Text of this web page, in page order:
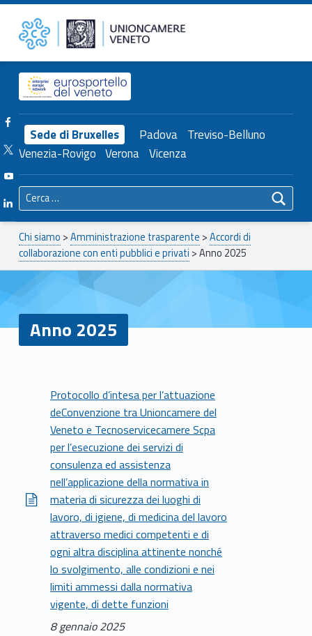
Anno 2025 – Unioncamere del Veneto Unioncamere del Veneto
Header info sidebar
Sede di Bruxelles Padova Treviso-Belluno
Venezia-Rovigo Verona Vicenza
Facebook Unioncamere Veneto
Twitter Unioncamere Veneto
Youtube Unioncamere Veneto
Linkedin Unioncamere Veneto
Ricerca per:
Breadcrumbs navigation
Chi siamo >Amministrazione trasparente >Accordi di
collaborazione con enti pubblici e privati >Anno 2025
Anno 2025
2
Protocollo d’intesa per l’attuazione
deConvenzione tra Unioncamere del
Veneto e Tecnoservicecamere Scpa
per l’esecuzione dei servizi di
consulenza ed assistenza
nell’applicazione della normativa in
materia di sicurezza dei luoghi di
lavoro, di igiene, di medicina del lavoro
attraverso medici competenti e di
ogni altra disciplina attinente nonché
lo svolgimento, alle condizioni e nei
limiti ammessi dalla normativa
vigente, di dette funzioni
8 gennaio 2025